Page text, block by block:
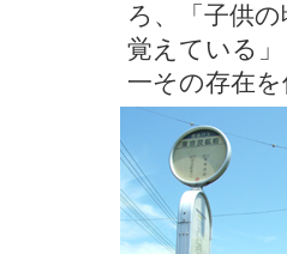
ろ、「子供
覚えている
一その存在